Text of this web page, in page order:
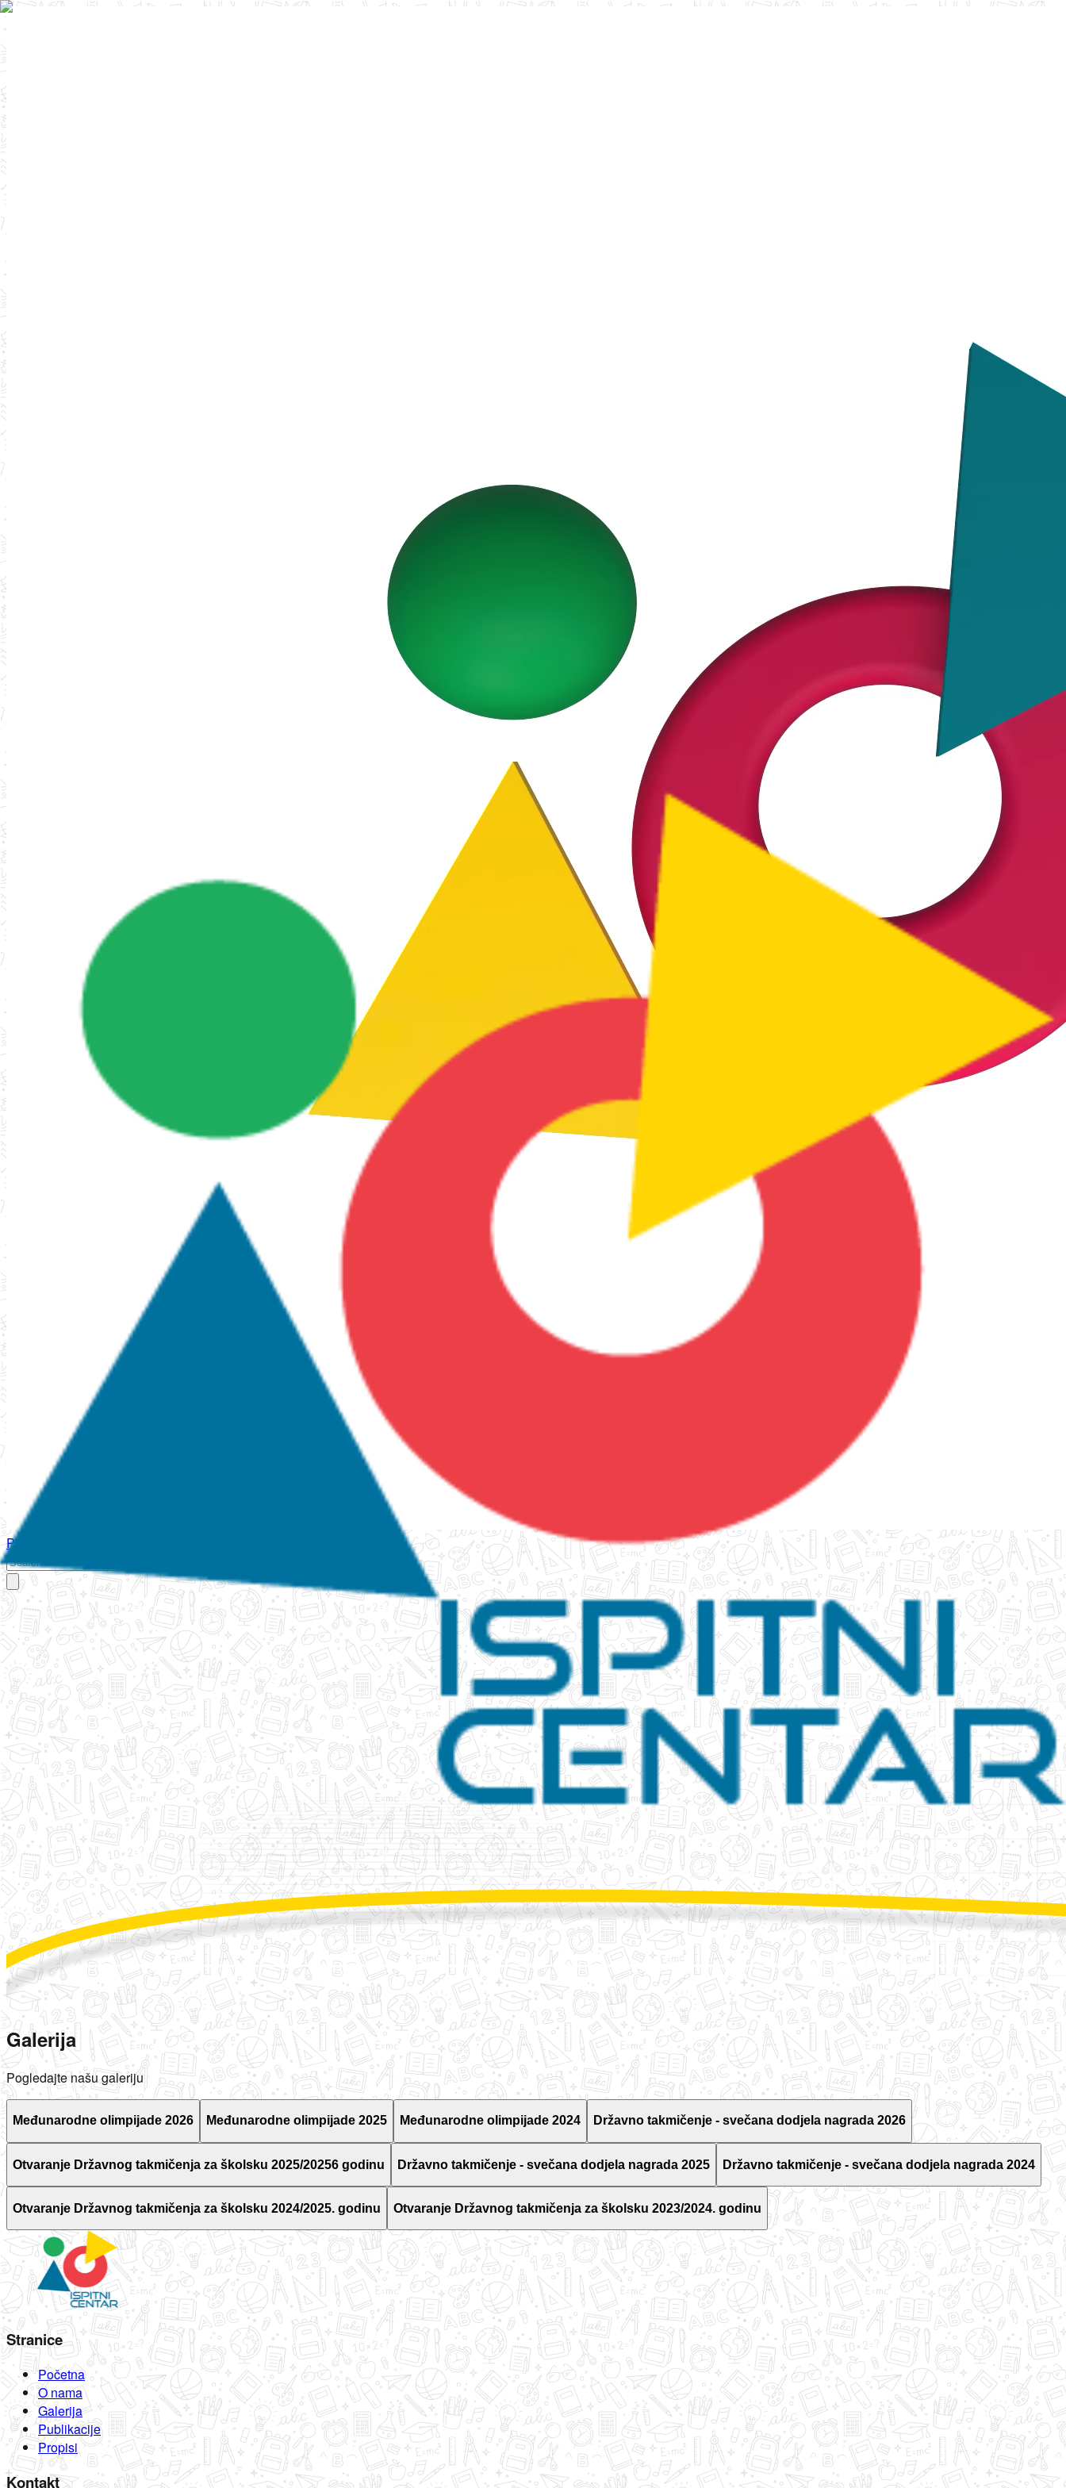
Početna
Galerija
Pogledajte našu galeriju
Međunarodne olimpijade 2026 Međunarodne olimpijade 2025 Međunarodne olimpijade 2024 Državno takmičenje - svečana dodjela nagrada 2026
Otvaranje Državnog takmičenja za školsku 2025/20256 godinu Državno takmičenje - svečana dodjela nagrada 2025 Državno takmičenje - svečana dodjela nagrada 2024
Otvaranje Državnog takmičenja za školsku 2024/2025. godinu Otvaranje Državnog takmičenja za školsku 2023/2024. godinu
Stranice
Početna
O nama
Galerija
Publikacije
Propisi
Kontakt